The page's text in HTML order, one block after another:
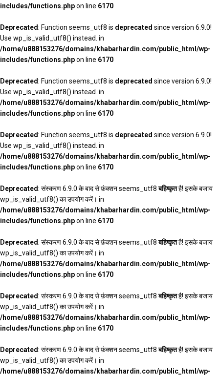
includes/functions.phpon line 6170
Deprecated: Function seems_utf8 is deprecated since version 6.9.0!
Use wp_is_valid_utf8() instead. in
/home/u888153276/domains/khabarhardin.com/public_html/wp-
includes/functions.phpon line 6170
Deprecated: Function seems_utf8 is deprecated since version 6.9.0!
Use wp_is_valid_utf8() instead. in
/home/u888153276/domains/khabarhardin.com/public_html/wp-
includes/functions.phpon line 6170
Deprecated: Function seems_utf8 is deprecated since version 6.9.0!
Use wp_is_valid_utf8() instead. in
/home/u888153276/domains/khabarhardin.com/public_html/wp-
includes/functions.phpon line 6170
Deprecated: संस्करण 6.9.0 के बाद से फ़ंक्शन seems_utf8बहिष्कृतहै! इसके बजाय
wp_is_valid_utf8() का उपयोग करें। in
/home/u888153276/domains/khabarhardin.com/public_html/wp-
includes/functions.phpon line 6170
Deprecated: संस्करण 6.9.0 के बाद से फ़ंक्शन seems_utf8बहिष्कृतहै! इसके बजाय
wp_is_valid_utf8() का उपयोग करें। in
/home/u888153276/domains/khabarhardin.com/public_html/wp-
includes/functions.phpon line 6170
Deprecated: संस्करण 6.9.0 के बाद से फ़ंक्शन seems_utf8बहिष्कृतहै! इसके बजाय
wp_is_valid_utf8() का उपयोग करें। in
/home/u888153276/domains/khabarhardin.com/public_html/wp-
includes/functions.phpon line 6170
Deprecated: संस्करण 6.9.0 के बाद से फ़ंक्शन seems_utf8बहिष्कृतहै! इसके बजाय
wp_is_valid_utf8() का उपयोग करें। in
/home/u888153276/domains/khabarhardin.com/public_html/wp-